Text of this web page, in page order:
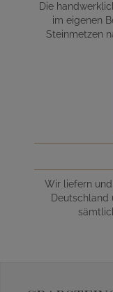
Die
im eigenen
Steinmetzen
Wir liefern
Deutschland